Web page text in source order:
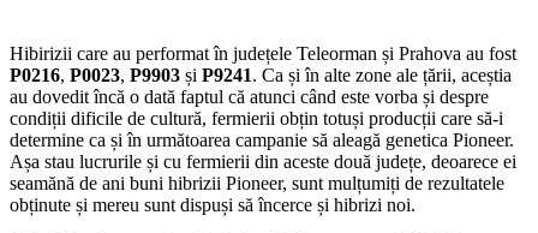
Hibirizii care au performat în județele Teleorman și Prahova au fost
P0216, P0023, P9903 și P9241. Ca și în alte zone ale țării, aceștia
au dovedit încă o dată faptul că atunci când este vorba și despre
condiții dificile de cultură, fermierii obțin totuși producții care să-i
determine ca și în următoarea campanie să aleagă genetica Pioneer.
Așa stau lucrurile și cu fermierii din aceste două județe, deoarece ei
seamănă de ani buni hibrizii Pioneer, sunt mulțumiți de rezultatele
obținute și mereu sunt dispuși să încerce și hibrizi noi.